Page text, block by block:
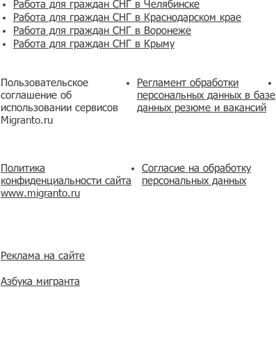
Работа для граждан СНГ в Челябинске
Работа для граждан СНГ в Краснодарском крае
Работа для граждан СНГ в Воронеже
Работа для граждан СНГ в Крыму
Пользовательское
соглашение об
использовании сервисов
Migranto.ru
Регламент обработки
персональных данных в базе
данных резюме и вакансий
Политика
конфиденциальности сайта
www.migranto.ru
Согласие на обработку
персональных данных
Реклама на сайте
Азбука мигранта